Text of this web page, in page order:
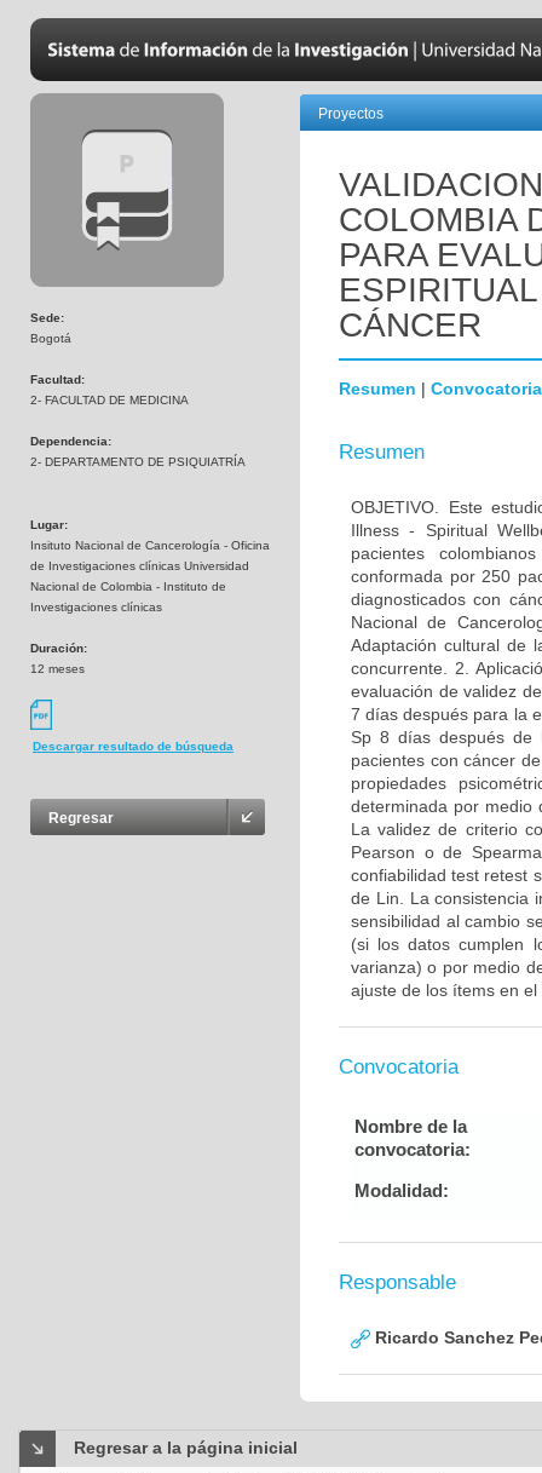
Sede:
Bogotá
Facultad:
2- FACULTAD DE MEDICINA
Dependencia:
2- DEPARTAMENTO DE PSIQUIATRÍA
Lugar:
Insituto Nacional de Cancerología - Oficina
de Investigaciones clínicas Universidad
Nacional de Colombia - Instituto de
Investigaciones clínicas
Duración:
12 meses
Descargar resultado de búsqueda
Regresar
Proyectos
COLOMBIA
PARA
CÁNCER
Resumen | Convocatoria
Resumen
OBJETIVO. Este
Illness - Spiritual
pacientes
conformada por 250
diagnosticados con
Nacional de
Adaptación cultural de
concurrente. 2.
evaluación de validez
7 días después para la
Sp 8 días después de
pacientes con cáncer
propiedades
determinada por medio
La validez de criterio
Pearson o de
confiabilidad test retest
de Lin. La consistencia
sensibilidad al cambio
(si los datos cumplen
varianza) o por medio
ajuste de los ítems en
Convocatoria
Nombre de la
convocatoria:
Modalidad:
Responsable
Ricardo Sanchez
Regresar a la página inicial